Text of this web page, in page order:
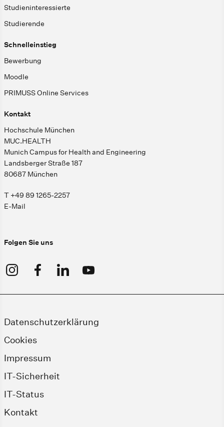
Studieninteressierte
Studierende
Schnelleinstieg
Bewerbung
Moodle
PRIMUSS Online Services
Kontakt
Hochschule München
MUC.HEALTH
Munich Campus for Health and Engineering
Landsberger Straße 187
80687 München
T +49 89 1265-2257
E-Mail
Folgen Sie uns
Datenschutzerklärung
Cookies
Impressum
IT-Sicherheit
IT-Status
Kontakt